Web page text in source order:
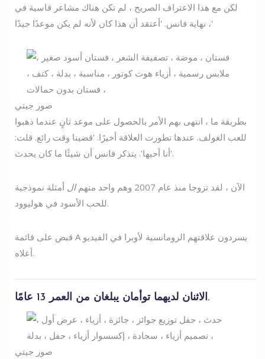
لكن مع هذا الاعتراف الصريح ، لم تكن هناك مشاعر قاسية في
نهاية فانس. 'أعتقد أن هذا كان لأنه لم يكن موعدًا جيدًا ،'
صور جيتي
بطريقة ما ، انتهى بهم الأمر بالحصول على موعد ثانٍ عندما ذهبوا
للعب الغولف. عندها تطورت العلاقة أخيرًا. 'قضينا وقت رائع. قلت:
'أنا أحبها'. يتذكر فانس أن شيئًا ما كان يحدث.
الآن ، لقد تزوجا منذ عام 2007 وهم واحد منهم ال أمثلة نموذجية
للحب الأسود في هوليوود.
قبض على قائمة A يسردون علاقتهم الرومانسية لأوبرا في الفيديو
أعلاه.
الاثنان لديهما توأمان يبلغان من العمر 13 عامًا.
صور جيتي